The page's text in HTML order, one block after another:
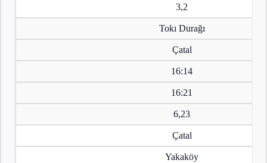
3,2
Tokı Durağı
Çatal
16:14
16:21
6,23
Çatal
Yakaköy